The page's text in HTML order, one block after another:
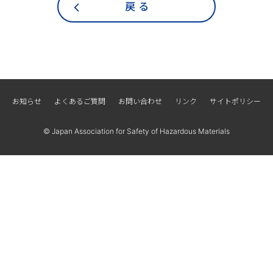
戻 る
お知らせ よくあるご質問 お問い合わせ リンク サイトポリシー
© Japan Association for Safety of Hazardous Materials